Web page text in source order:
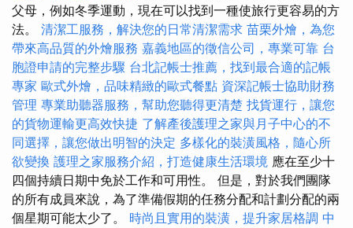
父母，例如冬季運動，現在可以找到一種使旅行更容易的方
法。 清潔工服務，解決您的日常清潔需求 苗栗外燴，為您
帶來高品質的外燴服務 嘉義地區的徵信公司，專業可靠 台
胞證申請的完整步驟 台北記帳士推薦，找到最合適的記帳
專家 歐式外燴，品味精緻的歐式餐點 資深記帳士協助財務
管理 專業助聽器服務，幫助您聽得更清楚 找貨運行，讓您
的貨物運輸更高效快捷 了解產後護理之家與月子中心的不
同選擇，讓您做出明智的決定 多樣化的裝潢風格，隨心所
欲變換 護理之家服務介紹，打造健康生活環境 應在至少十
四個持續日期中免於工作和可用性。 但是，對於我們團隊
的所有成員來說，為了準備假期的任務分配和計劃分配的兩
個星期可能太少了。 時尚且實用的裝潢，提升家居格調 中